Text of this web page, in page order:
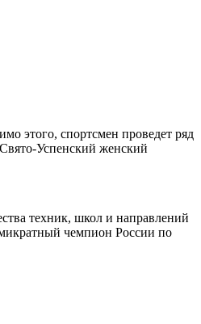
этого, спортсмен проведет ряд
Успенский женский
техник, школ и направлений
чемпион России по